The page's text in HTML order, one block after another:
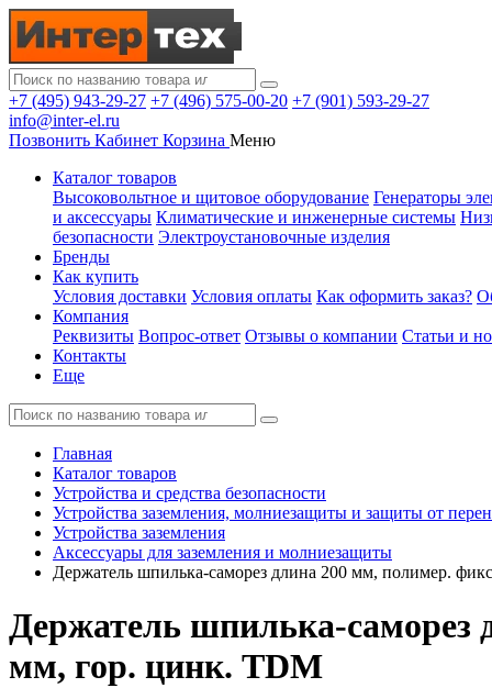
+7 (495) 943-29-27 +7 (496) 575-00-20 +7 (901) 593-29-27
info@inter-el.ru
Позвонить Кабинет Корзина Меню
Каталог товаров
Высоковольтное и щитовое оборудование Генераторы
и аксессуары Климатические и инженерные системы
безопасности Электроустановочные изделия
Бренды
Как купить
Условия доставки Условия оплаты Как оформить заказ?
Компания
Реквизиты Вопрос-ответ Отзывы о компании Статьи и
Контакты
Еще
Главная
Каталог товаров
Устройства и средства безопасности
Устройства заземления, молниезащиты и защиты от
Устройства заземления
Аксессуары для заземления и молниезащиты
Держатель шпилька-саморез длина 200 мм, полимер.
Держатель шпилька-саморез
мм, гор. цинк. TDM